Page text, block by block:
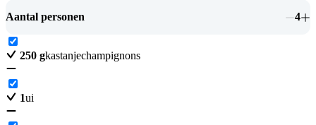
Aantal personen 4
250 gkastanjechampignons
1ui